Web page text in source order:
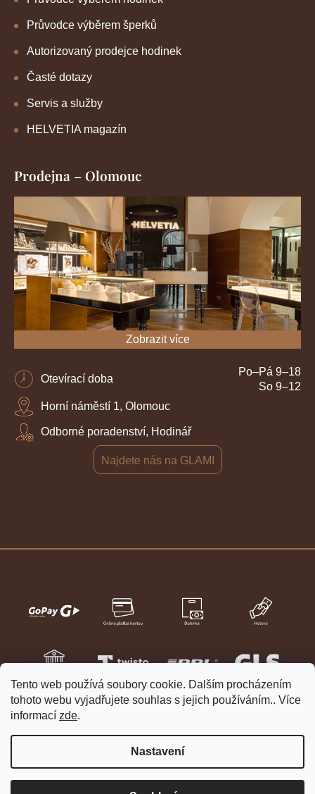
Tento web používá soubory cookie. Dalším procházením
tohoto webu vyjadřujete souhlas s jejich používáním.. Více
informací zde.
Nastavení
Průvodce výběrem šperků
Autorizovaný prodejce hodinek
Časté dotazy
Servis a služby
HELVETIA magazín
Prodejna – Olomouc
Zobrazit více
Otevírací doba
Po–Pá 9–18
So 9–12
Horní náměstí 1, Olomouc
Odborné poradenství, Hodinář
Najdete nás na GLAMI
Vytvořil Shoptet